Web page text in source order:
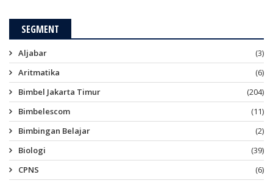
SEGMENT
Aljabar
(3)
Aritmatika
(6)
Bimbel Jakarta Timur
(204)
Bimbelescom
(11)
Bimbingan Belajar
(2)
Biologi
(39)
CPNS
(6)